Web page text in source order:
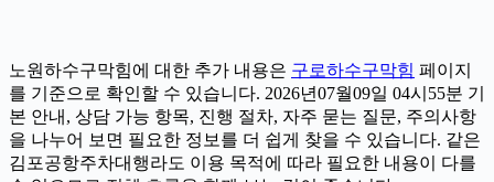
노원하수구막힘에 대한 추가 내용은 구로하수구막힘 페이지
를 기준으로 확인할 수 있습니다. 2026년07월09일 04시55분 기
본 안내, 상담 가능 항목, 진행 절차, 자주 묻는 질문, 주의사항
을 나누어 보면 필요한 정보를 더 쉽게 찾을 수 있습니다. 같은
김포공항주차대행라도 이용 목적에 따라 필요한 내용이 다를